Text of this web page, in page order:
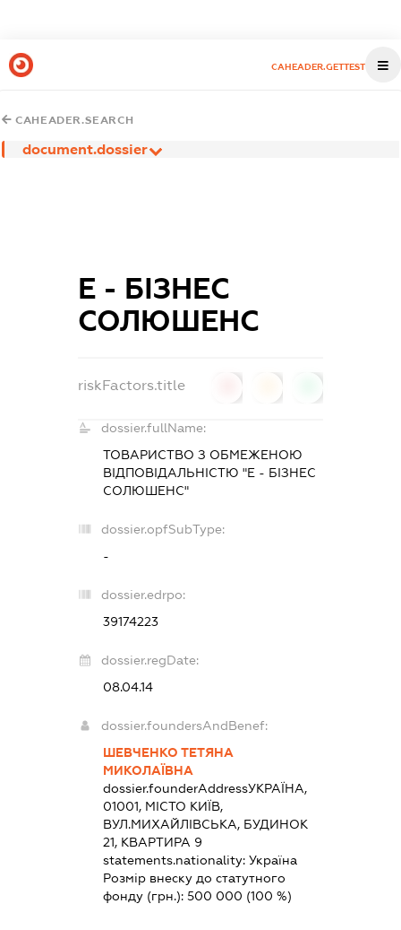
CAHEADER.GETTEST
CAHEADER.SEARCH
document.dossier
Е - БІЗНЕС
СОЛЮШЕНС
riskFactors.title
dossier.fullName:
ТОВАРИСТВО З ОБМЕЖЕНОЮ
ВІДПОВІДАЛЬНІСТЮ "Е - БІЗНЕС
СОЛЮШЕНС"
dossier.opfSubType:
-
dossier.edrpo:
39174223
dossier.regDate:
08.04.14
dossier.foundersAndBenef:
ШЕВЧЕНКО ТЕТЯНА
МИКОЛАЇВНА
dossier.founderAddressУКРАЇНА,
01001, МІСТО КИЇВ,
ВУЛ.МИХАЙЛІВСЬКА, БУДИНОК
21, КВАРТИРА 9
statements.nationality: Україна
Розмір внеску до статутного
фонду (грн.): 500 000 (100 %)